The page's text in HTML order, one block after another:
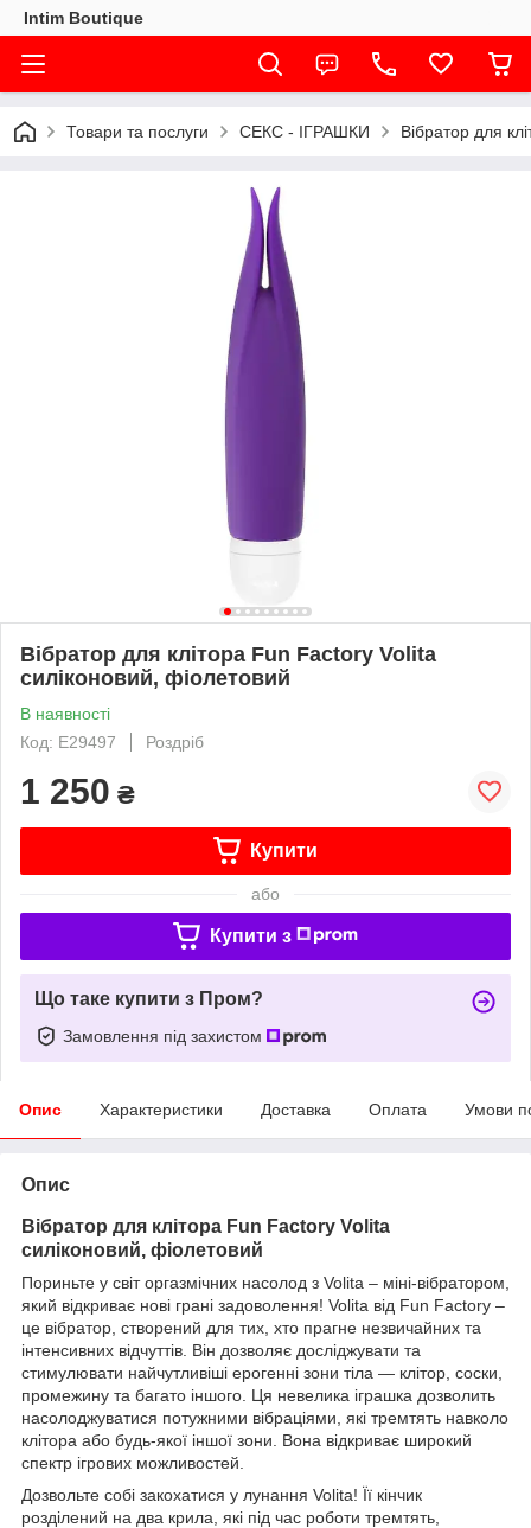
Intim Boutique
Товари та послуги СЕКС - ІГРАШКИ Вібратор для
Вібратор для клітора Fun Factory Volita
силіконовий, фіолетовий
В наявності
Код: E29497
Роздріб
1 250 ₴
Купити
або
Купити з
Що таке купити з Пром?
Замовлення під захистом
Опис Характеристики Доставка Оплата Умови
Опис
Вібратор для клітора Fun Factory Volita
силіконовий, фіолетовий
Пориньте у світ оргазмічних насолод з Volita – міні-вібратором,
який відкриває нові грані задоволення! Volita від Fun Factory –
це вібратор, створений для тих, хто прагне незвичайних та
інтенсивних відчуттів. Він дозволяє досліджувати та
стимулювати найчутливіші ерогенні зони тіла — клітор, соски,
промежину та багато іншого. Ця невелика іграшка дозволить
насолоджуватися потужними вібраціями, які тремтять навколо
клітора або будь-якої іншої зони. Вона відкриває широкий
спектр ігрових можливостей.
Дозвольте собі закохатися у лунання Volita! Її кінчик
розділений на два крила, які під час роботи тремтять,